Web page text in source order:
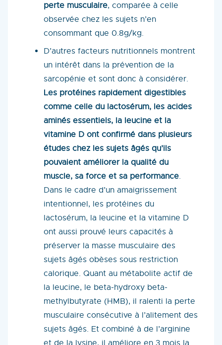
perte musculaire, comparée à celle
observée chez les sujets n’en
consommant que 0.8g/kg.
D’autres facteurs nutritionnels montrent
un intérêt dans la prévention de la
sarcopénie et sont donc à considérer.
Les protéines rapidement digestibles
comme celle du lactosérum, les acides
aminés essentiels, la leucine et la
vitamine D ont confirmé dans plusieurs
études chez les sujets âgés qu’ils
pouvaient améliorer la qualité du
muscle, sa force et sa performance.
Dans le cadre d’un amaigrissement
intentionnel, les protéines du
lactosérum, la leucine et la vitamine D
ont aussi prouvé leurs capacités à
préserver la masse musculaire des
sujets âgés obèses sous restriction
calorique. Quant au métabolite actif de
la leucine, le beta-hydroxy beta-
methylbutyrate (HMB), il ralenti la perte
musculaire consécutive à l’alitement des
sujets âgés. Et combiné à de l’arginine
et de la lysine, il améliore en 3 mois la